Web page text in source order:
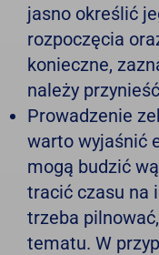
jasno określić
rozpoczęcia
konieczne,
należy
Prowadzenie
warto wyjaśnić
mogą budzić
tracić czasu na
trzeba
tematu. W